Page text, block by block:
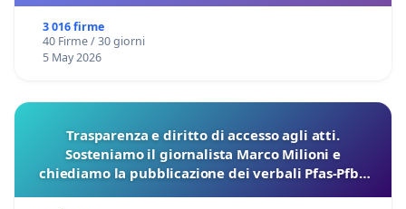
3 016 firme
40 Firme / 30 giorni
5 May 2026
Trasparenza e diritto di accesso agli atti.
Sosteniamo il giornalista Marco Milioni e
chiediamo la pubblicazione dei verbali Pfas-Pfba